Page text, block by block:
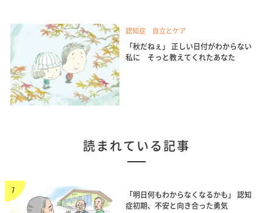
認知症 自立とケア
「秋だねぇ」 正しい日付がわからない
私に そっと教えてくれたあなた
読まれている記事
「明日何もわからなくなるかも」 認知
症初期、不安と向き合った勇気